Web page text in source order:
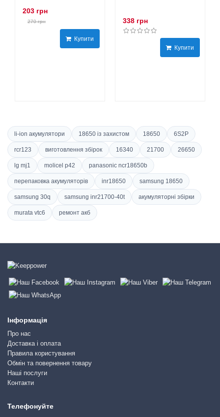
203 грн
270 грн
Купити
338 грн
Купити
li-ion акумулятори 18650 із захистом 18650 6S2P
rcr123 виготовлення збірок 16340 21700 26650
lg mj1 molicel p42 panasonic ncr18650b
перепаковка акумуляторів inr18650 samsung 18650
samsung 30q samsung inr21700-40t акумуляторні збірки
murata vtc6 ремонт акб
Інформація
Про нас
Доставка і оплата
Правила користування
Обмін та повернення товару
Наші послуги
Контакти
Телефонуйте